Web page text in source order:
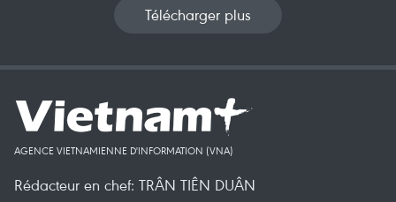
Télécharger plus
AGENCE VIETNAMIENNE D'INFORMATION (VNA)
Rédacteur en chef: TRÂN TIÊN DUÂN